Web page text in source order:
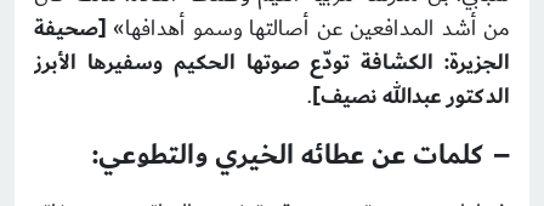
من أشد المدافعين عن أصالتها وسمو أهدافها» [صحيفة
الجزيرة: الكشافة تودّع صوتها الحكيم وسفيرها الأبرز
الدكتور عبدالله نصيف].
– كلمات عن عطائه الخيري والتطوعي: